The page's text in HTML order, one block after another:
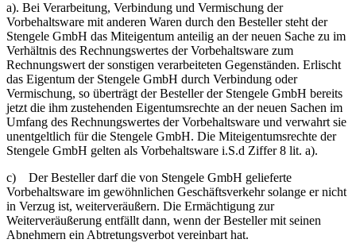
a). Bei Verarbeitung, Verbindung und Vermischung der
Vorbehaltsware mit anderen Waren durch den Besteller steht der
Stengele GmbH das Miteigentum anteilig an der neuen Sache zu im
Verhältnis des Rechnungswertes der Vorbehaltsware zum
Rechnungswert der sonstigen verarbeiteten Gegenständen. Erlischt
das Eigentum der Stengele GmbH durch Verbindung oder
Vermischung, so überträgt der Besteller der Stengele GmbH bereits
jetzt die ihm zustehenden Eigentumsrechte an der neuen Sachen im
Umfang des Rechnungswertes der Vorbehaltsware und verwahrt sie
unentgeltlich für die Stengele GmbH. Die Miteigentumsrechte der
Stengele GmbH gelten als Vorbehaltsware i.S.d Ziffer 8 lit. a).
c) Der Besteller darf die von Stengele GmbH gelieferte
Vorbehaltsware im gewöhnlichen Geschäftsverkehr solange er nicht
in Verzug ist, weiterveräußern. Die Ermächtigung zur
Weiterveräußerung entfällt dann, wenn der Besteller mit seinen
Abnehmern ein Abtretungsverbot vereinbart hat.